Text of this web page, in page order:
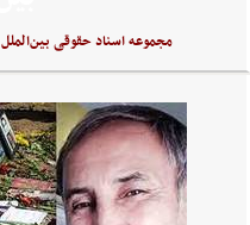
مجموعه اسناد حقوقی بین‌الملل